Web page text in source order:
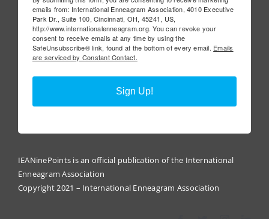
emails from: International Enneagram Association, 4010 Executive
Park Dr., Suite 100, Cincinnati, OH, 45241, US,
http://www.internationalenneagram.org. You can revoke your
consent to receive emails at any time by using the
SafeUnsubscribe® link, found at the bottom of every email. Emails
are serviced by Constant Contact.
Sign Up!
IEANinePoints is an official publication of the International
Enneagram Association
Copyright 2021 – International Enneagram Association